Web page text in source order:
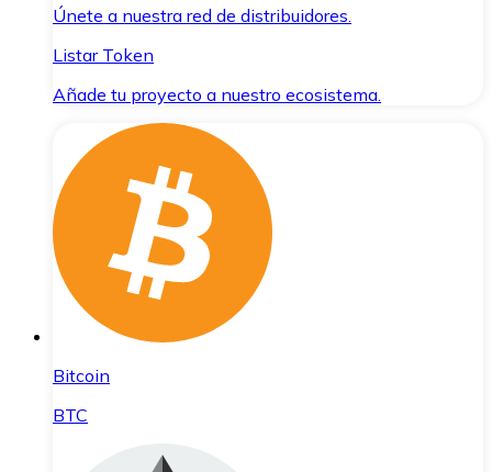
Únete a nuestra red de distribuidores.
Listar Token
Añade tu proyecto a nuestro ecosistema.
Bitcoin
BTC